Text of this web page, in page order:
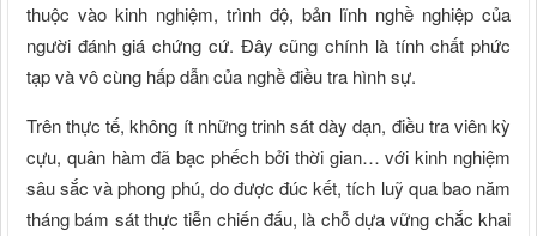
thuộc vào kinh nghiệm, trình độ, bản lĩnh nghề nghiệp của
người đánh giá chứng cứ. Đây cũng chính là tính chất phức
tạp và vô cùng hấp dẫn của nghề điều tra hình sự.
Trên thực tế, không ít những trinh sát dày dạn, điều tra viên kỳ
cựu, quân hàm đã bạc phếch bởi thời gian… với kinh nghiệm
sâu sắc và phong phú, do được đúc kết, tích luỹ qua bao năm
tháng bám sát thực tiễn chiến đấu, là chỗ dựa vững chắc khai